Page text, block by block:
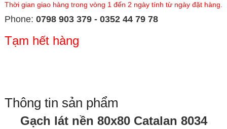
Thời gian giao hàng trong vòng 1 đến 2 ngày tính từ ngày đặt hàng.
Phone: 0798 903 379 - 0352 44 79 78
Tạm hết hàng
Thông tin sản phẩm
Gạch lát nền 80x80 Catalan 8034